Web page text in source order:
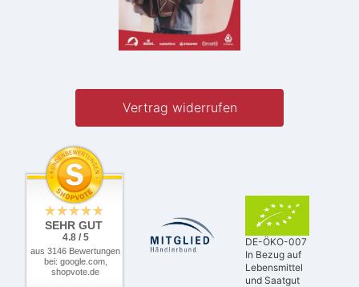
Vertrag widerrufen
SEHR GUT
4.8 / 5
aus 3146 Bewertungen
bei: google.com,
shopvote.de
DE-ÖKO-007
In Bezug auf
Lebensmittel
und Saatgut